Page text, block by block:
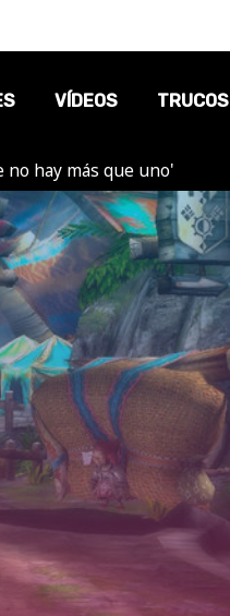
VÍDEOS TRUCOS
no hay más que uno'